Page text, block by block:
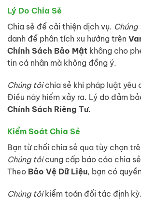
Lý Do Chia Sẻ
Chia sẻ để cải thiện dịch vụ. Chúng
danh để phân tích xu hướng trên
Chính Sách Bảo Mật không cho
tin cá nhân mà không đồng ý.
Chúng tôichia sẻ khi pháp luật yêu
Điều này hiếm xảy ra. Lý do đảm
Chính Sách Riêng Tư.
Kiểm Soát Chia Sẻ
Bạn từ chối chia sẻ qua tùy chọn
Chúng tôicung cấp báo cáo chia
Theo Bảo Vệ Dữ Liệu, bạn có
Chúng tôikiểm toán đối tác định